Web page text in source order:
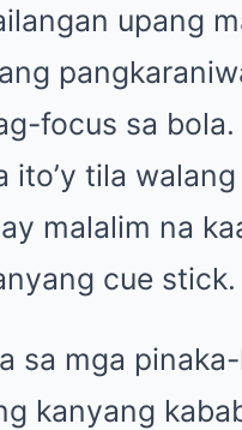
upang
focus sa
ito’y tila
malalim na
cue stick.
sa mga
kanyang